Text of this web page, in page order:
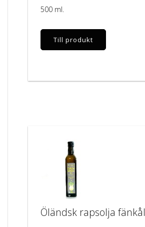
500 ml.
Till produkt
Öländsk rapsolja fänkål